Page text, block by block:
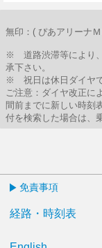
無印：( ぴあアリーナ
※ 道路渋滞等により、
承下さい。
※ 祝日は休日ダイヤで
ご注意：ダイヤ改正に
間前までに新しい時刻
付を検索した場合は、
免責事項
経路・時刻表